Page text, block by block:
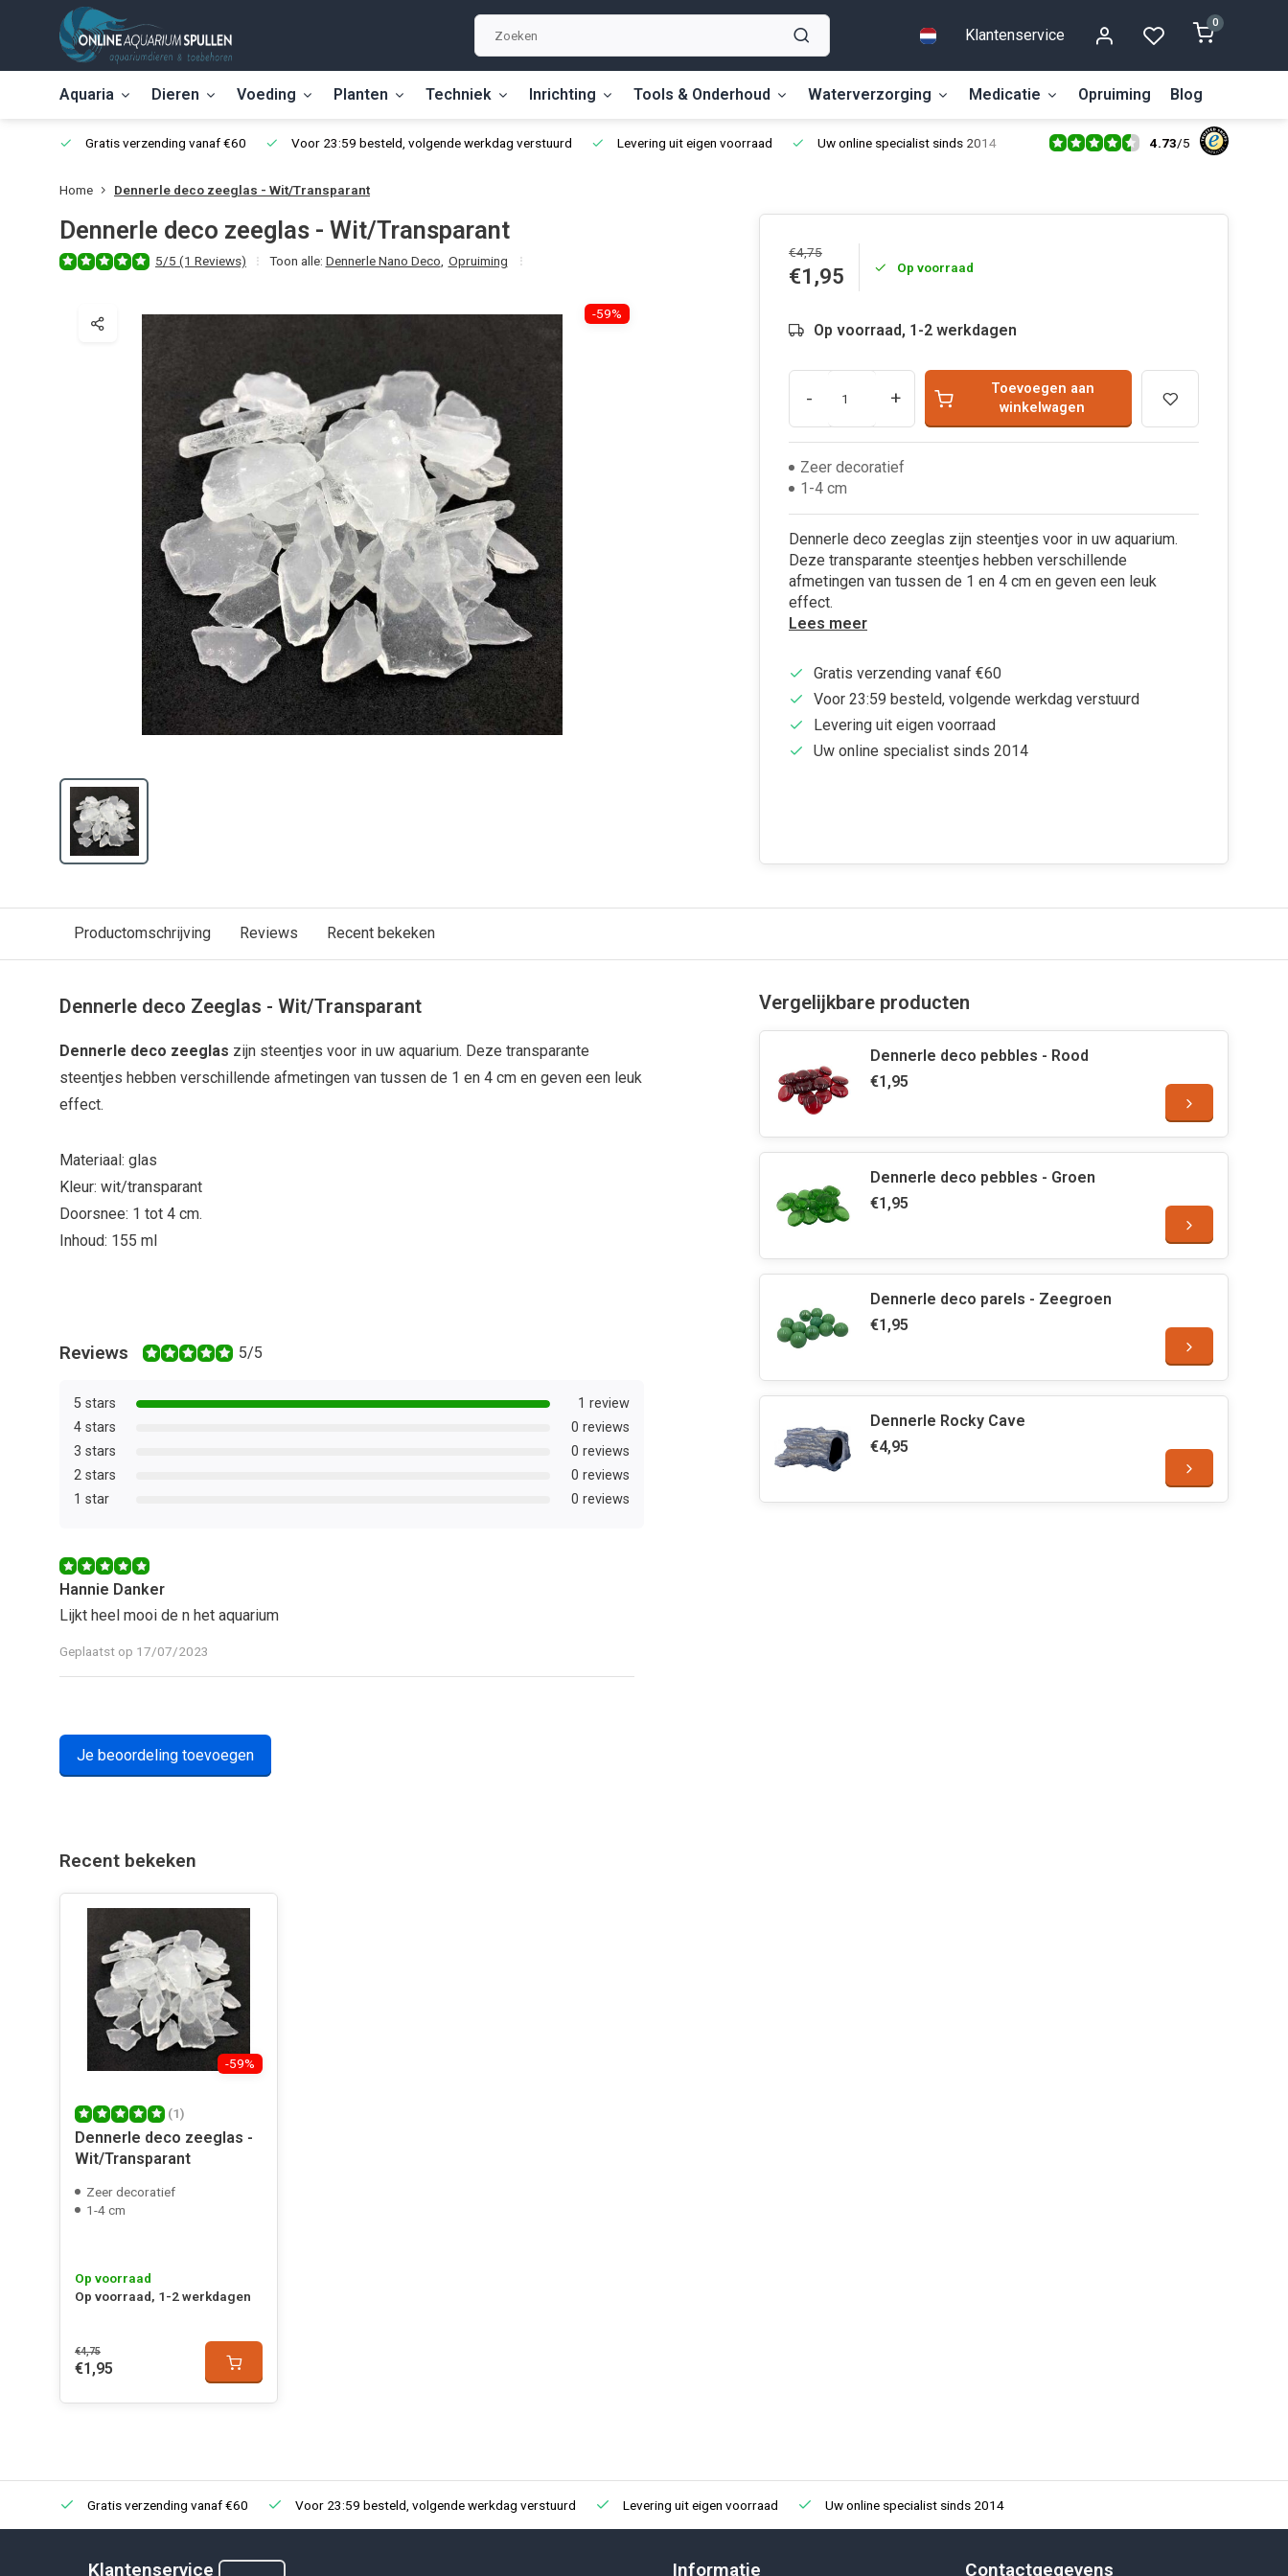
Klantenservice
0
Aquaria Dieren Voeding Planten Techniek Inrichting Tools & Onderhoud Waterverzorging Medicatie Opruiming Blog
Gratis verzending vanaf €60 Voor 23:59 besteld, volgende werkdag verstuurd Levering uit eigen voorraad Uw online specialist sinds 2014 4.73/5
Home Dennerle deco zeeglas - Wit/Transparant
Dennerle deco zeeglas - Wit/Transparant
5/5 (1 Reviews) Toon alle: Dennerle Nano Deco Opruiming
-59%
€4,75
€1,95 Op voorraad
Op voorraad, 1-2 werkdagen
- +
Toevoegen aan
winkelwagen
Zeer decoratief
1-4 cm
Dennerle deco zeeglas zijn steentjes voor in uw aquarium.
Deze transparante steentjes hebben verschillende
afmetingen van tussen de 1 en 4 cm en geven een leuk
effect.
Lees meer
Gratis verzending vanaf €60
Voor 23:59 besteld, volgende werkdag verstuurd
Levering uit eigen voorraad
Uw online specialist sinds 2014
Productomschrijving Reviews Recent bekeken
Dennerle deco Zeeglas - Wit/Transparant
Dennerle deco zeeglas zijn steentjes voor in uw aquarium. Deze transparante
steentjes hebben verschillende afmetingen van tussen de 1 en 4 cm en geven een leuk
effect.
Materiaal: glas
Kleur: wit/transparant
Doorsnee: 1 tot 4 cm.
Inhoud: 155 ml
Reviews 5/5
5 stars
1 review
4 stars
0 reviews
3 stars
0 reviews
2 stars
0 reviews
1 star
0 reviews
Hannie Danker
Lijkt heel mooi de n het aquarium
Geplaatst op 17/07/2023
Je beoordeling toevoegen
Vergelijkbare producten
Dennerle deco pebbles - Rood
€1,95
Dennerle deco pebbles - Groen
€1,95
Dennerle deco parels - Zeegroen
€1,95
Dennerle Rocky Cave
€4,95
Recent bekeken
-59%
(1)
Dennerle deco zeeglas -
Wit/Transparant
Zeer decoratief
1-4 cm
Op voorraad
Op voorraad, 1-2 werkdagen
€4,75
€1,95
Gratis verzending vanaf €60 Voor 23:59 besteld, volgende werkdag verstuurd Levering uit eigen voorraad Uw online specialist sinds 2014
Klantenservice Informatie Contactgegevens